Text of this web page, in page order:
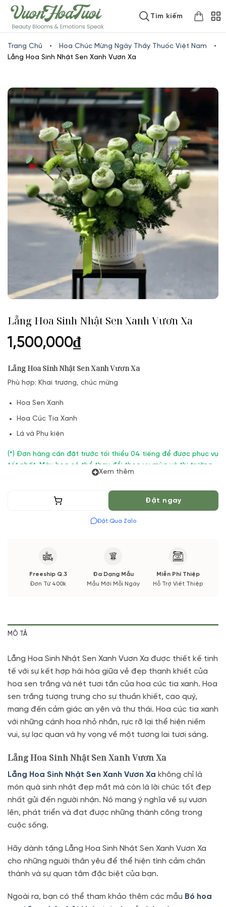
www.vuonhoatuoi.vnSkip
to
content
Tìm kiếm
Trang Chủ • Hoa Chúc Mừng Ngày Thầy Thuốc Việt Nam
•
Lẵng Hoa Sinh Nhật Sen Xanh Vươn Xa
Lẵng Hoa Sinh Nhật Sen Xanh Vươn Xa
1,500,000₫
Lẵng Hoa Sinh Nhật Sen Xanh Vươn Xa
Phù hợp: Khai trương, chúc mừng
Hoa Sen Xanh
Hoa Cúc Tia Xanh
Lá và Phụ kiện
(*) Đơn hàng cần đặt trước tối thiểu 04 tiếng để được phục vụ
tốt nhất. Màu hoa có thể thay đổi theo vụ mùa và thị trường.
Các thông tin thay đổi sẽ được cập nhật trước và xác nhận từ
Xem thêm
Thêm vào giỏ Đặt ngay
Đặt Qua Zalo
Freeship Q.3
Đơn Từ 400k
Đa Dạng Mẫu
Mẫu Mới Mỗi Ngày
Miễn Phí Thiệp
Hỗ Trợ Viết Thiệp
MÔ TẢ
Lẵng Hoa Sinh Nhật Sen Xanh Vươn Xa được thiết kế tinh
tế với sự kết hợp hài hòa giữa vẻ đẹp thanh khiết của
hoa sen trắng và nét tươi tắn của hoa cúc tia xanh. Hoa
sen trắng tượng trưng cho sự thuần khiết, cao quý,
mang đến cảm giác an yên và thư thái. Hoa cúc tia xanh
với những cánh hoa nhỏ nhắn, rực rỡ lại thể hiện niềm
vui, sự lạc quan và hy vọng về một tương lai tươi sáng.
Lẵng Hoa Sinh Nhật Sen Xanh Vươn Xa
Lẵng Hoa Sinh Nhật Sen Xanh Vươn Xa không chỉ là
món quà sinh nhật đẹp mắt mà còn là lời chúc tốt đẹp
nhất gửi đến người nhận. Nó mang ý nghĩa về sự vươn
lên, phát triển và đạt được những thành công trong
cuộc sống.
Hãy dành tặng Lẵng Hoa Sinh Nhật Sen Xanh Vươn Xa
cho những người thân yêu để thể hiện tình cảm chân
thành và sự quan tâm đặc biệt của bạn.
Ngoài ra, bạn có thể tham khảo thêm các mẫu Bó hoa